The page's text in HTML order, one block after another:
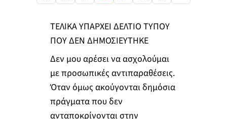
ΤΕΛΙΚΑ ΥΠΑΡΧΕΙ ΔΕΛΤΙΟ ΤΥΠΟΥ
ΠΟΥ ΔΕΝ ΔΗΜΟΣΙΕΥΤΗΚΕ
Δεν μου αρέσει να ασχολούμαι
με προσωπικές αντιπαραθέσεις.
Όταν όμως ακούγονται δημόσια
πράγματα που δεν
ανταποκρίνονται στην